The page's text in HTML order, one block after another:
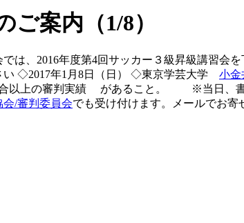
ご案内（1/8）
では、2016年度第4回サッカー３級昇級講習会
い ◇2017年1月8日（日） ◇東京学芸大学 小金
合以上の審判実績 があること。 ※当日、書
/審判委員会でも受け付けます。メールでお寄